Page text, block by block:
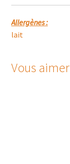
Allergènes :
lait
Vous